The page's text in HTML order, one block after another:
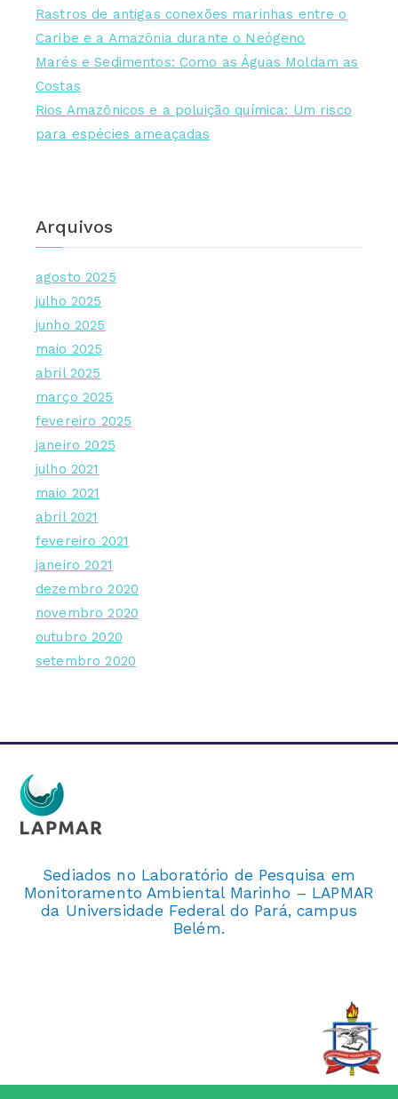
a
s
Rastros de antigas conexões marinhas entre o
Caribe e a Amazônia durante o Neógeno
Marés e Sedimentos: Como as Águas Moldam as
Costas
Rios Amazônicos e a poluição química: Um risco
para espécies ameaçadas
Arquivos
agosto 2025
julho 2025
junho 2025
maio 2025
abril 2025
março 2025
fevereiro 2025
janeiro 2025
julho 2021
maio 2021
abril 2021
fevereiro 2021
janeiro 2021
dezembro 2020
novembro 2020
outubro 2020
setembro 2020
Sediados no Laboratório de Pesquisa em
Monitoramento Ambiental Marinho – LAPMAR
da Universidade Federal do Pará, campus
Belém.